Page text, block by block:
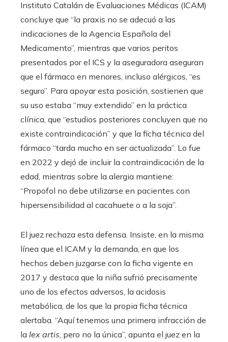
Instituto Catalán de Evaluaciones Médicas (ICAM)
concluye que “la praxis no se adecuó a las
indicaciones de la Agencia Española del
Medicamento”, mientras que varios peritos
presentados por el ICS y la aseguradora aseguran
que el fármaco en menores, incluso alérgicos, “es
seguro”. Para apoyar esta posición, sostienen que
su uso estaba “muy extendido” en la práctica
clínica, que “estudios posteriores concluyen que no
existe contraindicación” y que la ficha técnica del
fármaco “tarda mucho en ser actualizada”. Lo fue
en 2022 y dejó de incluir la contraindicación de la
edad, mientras sobre la alergia mantiene:
“Propofol no debe utilizarse en pacientes con
hipersensibilidad al cacahuete o a la soja”.
El juez rechaza esta defensa. Insiste, en la misma
línea que el ICAM y la demanda, en que los
hechos deben juzgarse con la ficha vigente en
2017 y destaca que la niña sufrió precisamente
uno de los efectos adversos, la acidosis
metabólica, de los que la propia ficha técnica
alertaba. “Aquí tenemos una primera infracción de
la lex artis , pero no la única”, apunta el juez en la